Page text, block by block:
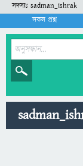
সদস্যঃ sadman_ishrak
সকল প্রশ্ন